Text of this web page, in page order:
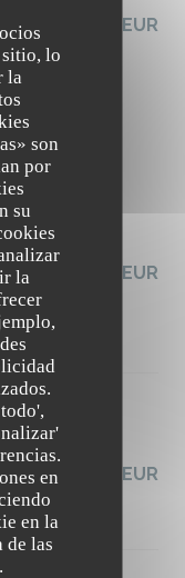
lo
la
son
por
su
la
en
en la
las
3,50 EUR
with
nut
19,50 EUR
crisps
19,00 EUR